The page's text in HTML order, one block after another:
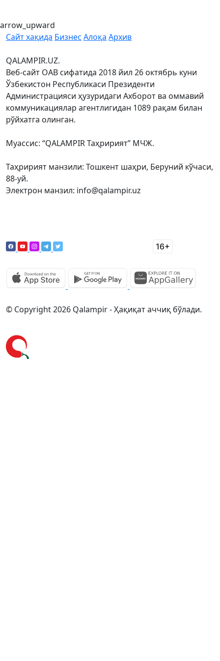
arrow_upward
Сайт хақида Бизнес Алоқа Архив
QALAMPIR.UZ.
Веб-сайт ОАВ сифатида 2018 йил 26 октябрь куни
Ўзбекистон Республикаси Президенти
Администрацияси ҳузуридаги Ахборот ва оммавий
коммуникациялар агентлигидан 1089 рақам билан
рўйхатга олинган.
Муассис: “QALAMPIR Таҳририят” МЧЖ.
Таҳририят манзили: Тошкент шаҳри, Беруний кўчаси,
88-уй.
Электрон манзил: info@qalampir.uz
© Copyright 2026 Qalampir - Ҳақиқат аччиқ бўлади.